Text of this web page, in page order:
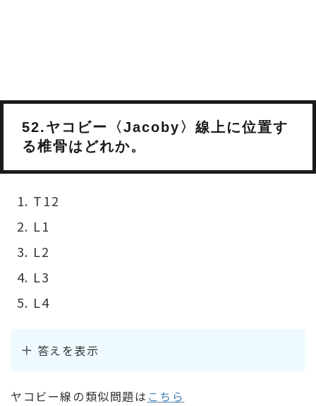
52.ヤコビー〈Jacoby〉線上に位置す
る椎骨はどれか。
T12
L1
L2
L3
L4
答えを表示
ヤコビー線の類似問題は こちら